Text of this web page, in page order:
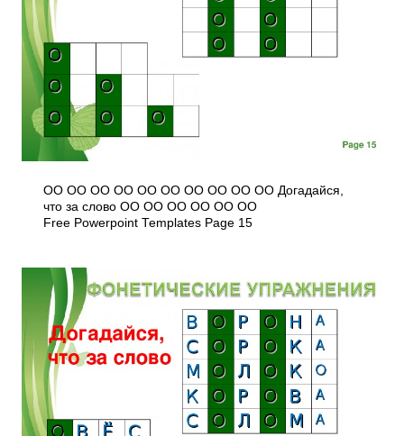
ОО ОО ОО ОО ОО ОО ОО ОО ОО ОО Догадайся,
что за слово ОО ОО ОО ОО ОО ОО
Free Powerpoint Templates Page 15